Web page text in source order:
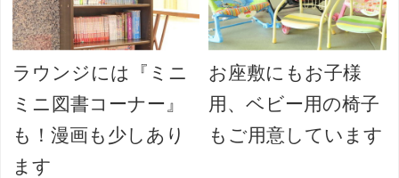
ラウンジには『ミニ
ミニ図書コーナー』
も！漫画も少しあり
ます
お座敷にもお子様
用、ベビー用の椅子
もご用意しています